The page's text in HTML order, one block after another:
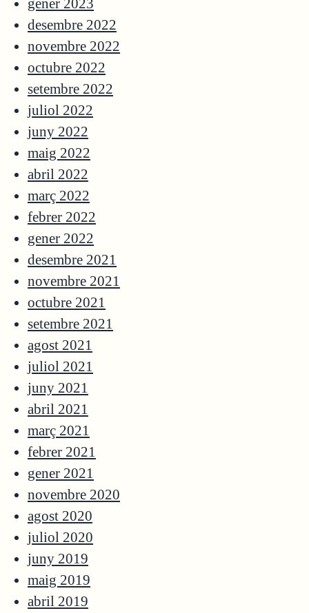
desembre 2022
novembre 2022
octubre 2022
setembre 2022
juliol 2022
juny 2022
maig 2022
abril 2022
març 2022
febrer 2022
gener 2022
desembre 2021
novembre 2021
octubre 2021
setembre 2021
agost 2021
juliol 2021
juny 2021
abril 2021
març 2021
febrer 2021
gener 2021
novembre 2020
agost 2020
juliol 2020
juny 2019
maig 2019
abril 2019